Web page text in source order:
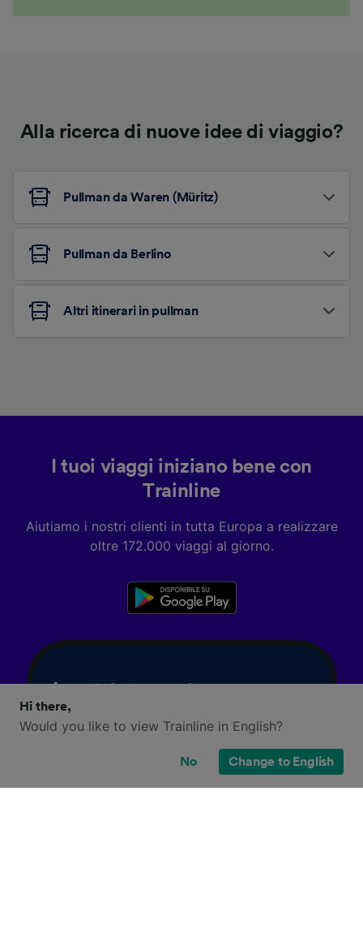
Alla ricerca di nuove idee di viaggio?
Pullman da Waren (Müritz)
Pullman da Berlino
Altri itinerari in pullman
I tuoi viaggi iniziano bene con
Trainline
Aiutiamo i nostri clienti in tutta Europa a realizzare
oltre 172.000 viaggi al giorno.
Hi there,
Would you like to view Trainline in English?
No Change to English